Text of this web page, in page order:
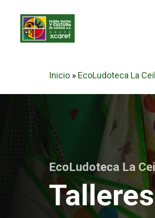
Inicio » EcoLudoteca La
EcoLudoteca La
Talleres